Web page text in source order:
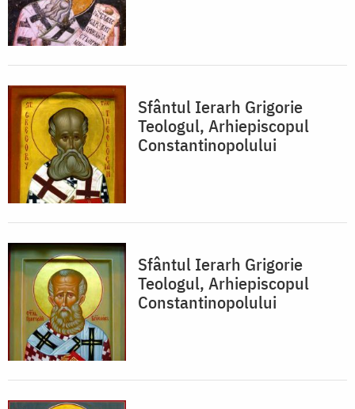
Sfântul Ierarh Grigorie
Teologul, Arhiepiscopul
Constantinopolului
Sfântul Ierarh Grigorie
Teologul, Arhiepiscopul
Constantinopolului